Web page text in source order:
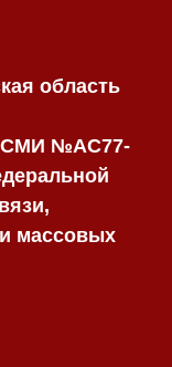
область
СМИ №AC77-
массовых